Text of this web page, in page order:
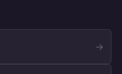
→